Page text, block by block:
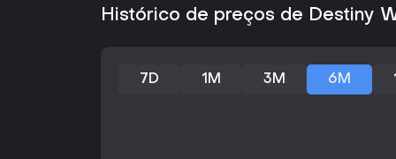
Histórico de preços de Destiny
7D 1M 3M 6M